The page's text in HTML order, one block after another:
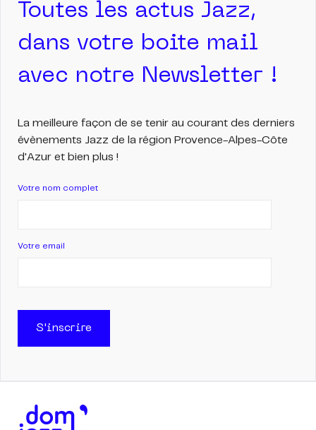
Toutes les actus Jazz,
dans votre boite mail
avec notre Newsletter !
La meilleure façon de se tenir au courant des derniers
évènements Jazz de la région Provence-Alpes-Côte
d'Azur et bien plus !
Votre nom complet
Votre email
S'inscrire